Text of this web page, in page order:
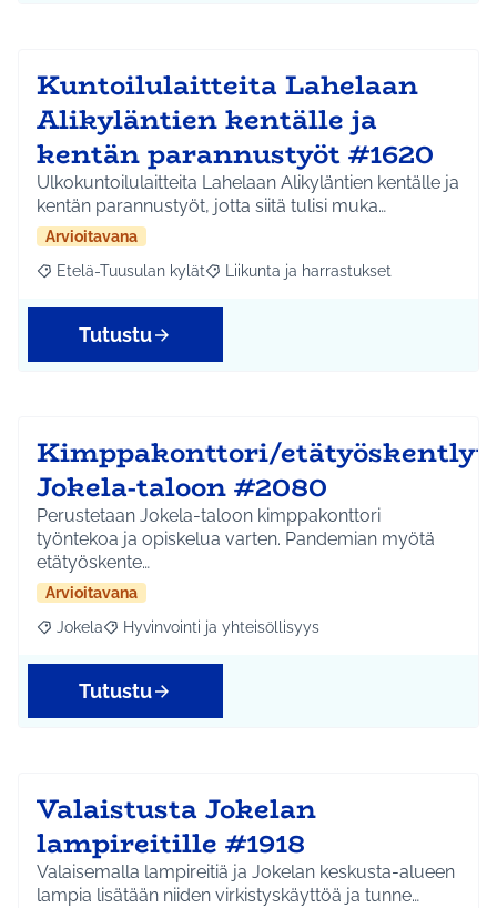
Kuntoilulaitteita Lahelaan
Alikyläntien kentälle ja
kentän parannustyöt #1620
Ulkokuntoilulaitteita Lahelaan Alikyläntien kentälle ja
kentän parannustyöt, jotta siitä tulisi muka…
Arvioitavana
Rajaa tulokset aihepiirin mukaan: Etelä-Tuusulan kylät
Etelä-Tuusulan kylät Rajaa tulokset teeman mukaan:
Liikunta ja harrastukset
Tutustu
Kimppakonttori/
Jokela-taloon #2080
Perustetaan Jokela-taloon kimppakonttori
työntekoa ja opiskelua varten. Pandemian myötä
etätyöskente…
Arvioitavana
Rajaa tulokset aihepiirin mukaan: Jokela
Jokela Rajaa tulokset teeman mukaan: Hyvinvointi ja
Hyvinvointi ja yhteisöllisyys
Tutustu
Valaistusta Jokelan
lampireitille #1918
Valaisemalla lampireitiä ja Jokelan keskusta-alueen
lampia lisätään niiden virkistyskäyttöä ja tunne…